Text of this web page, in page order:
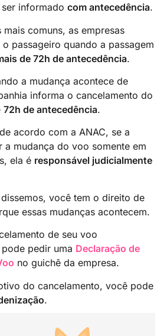
informado com antecedência.
comuns, as empresas
passageiro quando a passagem
de 72h de antecedência.
a mudança acontece de
informa o cancelamento do
72h de antecedência.
acordo com a ANAC, se a
a mudança do voo somente em
ela é responsável judicialmente
você tem o direito de
essas mudanças acontecem.
de seu voo
pedir uma Declaração de
no guichê da empresa.
do cancelamento, você pode
.